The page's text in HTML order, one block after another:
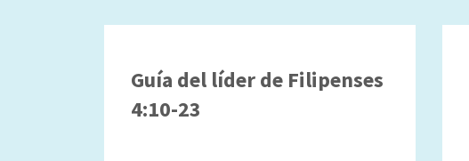
Guía del líder de Filipenses
4:10-23